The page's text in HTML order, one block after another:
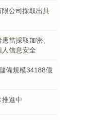
公司採取出具
當採取加密、
信息安全
備規模34188億
進中